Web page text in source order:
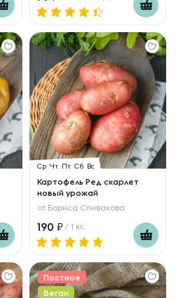
Ср Чт Пт Сб Вс
Картофель Ред скарлет
новый урожай
от Бориса Спивакова
190 / 1 кг.
Постное
Веган